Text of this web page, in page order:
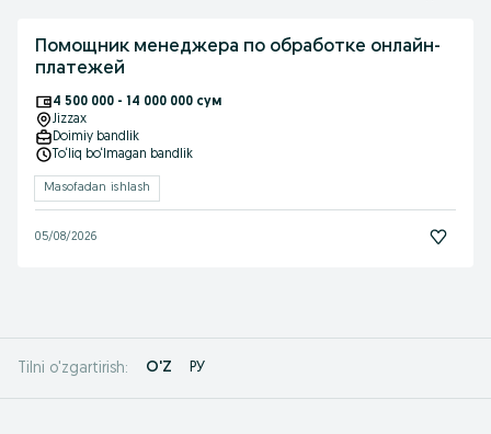
Помощник менеджера по обработке онлайн-
платежей
4 500 000 - 14 000 000 сум
Jizzax
Doimiy bandlik
To‘liq bo‘lmagan bandlik
Masofadan ishlash
05/08/2026
Tilni o'zgartirish: O'Z РУ